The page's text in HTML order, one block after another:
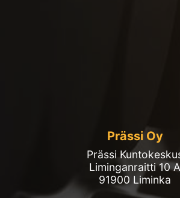
Prässi Oy
Prässi
Liminganraitti 10 A
91900 Liminka